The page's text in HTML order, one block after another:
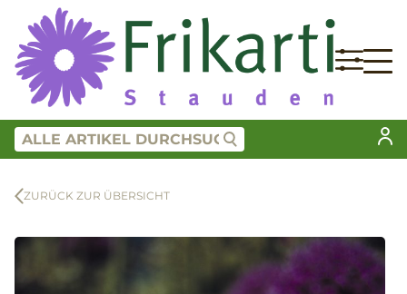
ZURÜCK ZUR ÜBERSICHT